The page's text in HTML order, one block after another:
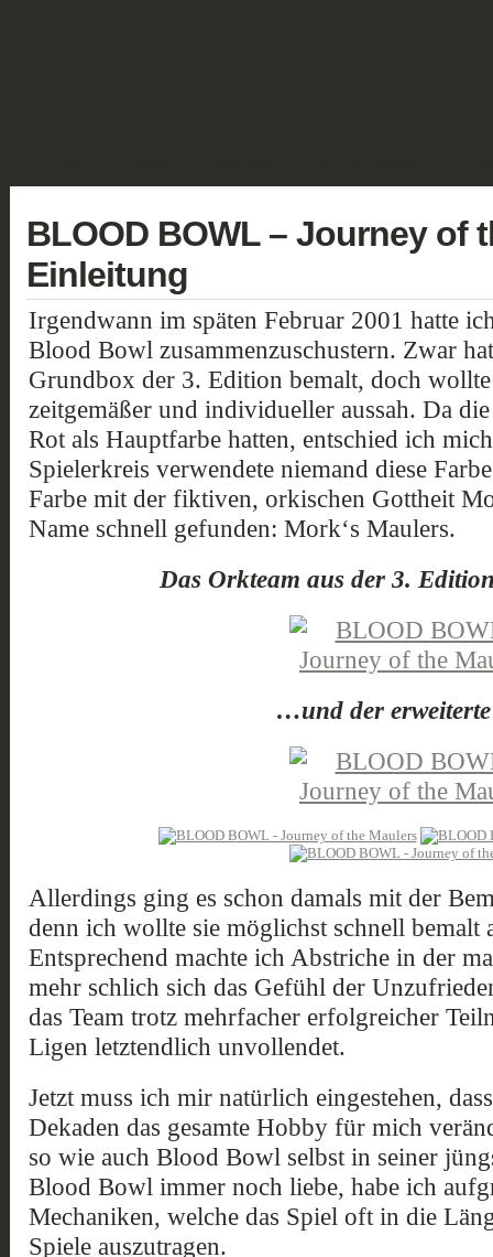
BLOOD BOWL – Journey of
Einleitung
Irgendwann im späten Februar 2001 hatte
Blood Bowl zusammenzuschustern. Zwar
Grundbox der 3. Edition bemalt, doch wollte
zeitgemäßer und individueller aussah. Da
Rot als Hauptfarbe hatten, entschied ich
Spielerkreis verwendete niemand diese
Farbe mit der fiktiven, orkischen Gottheit
Name schnell gefunden: Mork‘s Maulers.
Das Orkteam aus der 3.
…und der
Allerdings ging es schon damals mit der
denn ich wollte sie möglichst schnell bemalt
Entsprechend machte ich Abstriche in der
mehr schlich sich das Gefühl der
das Team trotz mehrfacher erfolgreicher
Ligen letztendlich unvollendet.
Jetzt muss ich mir natürlich eingestehen,
Dekaden das gesamte Hobby für mich
so wie auch Blood Bowl selbst in seiner
Blood Bowl immer noch liebe, habe ich
Mechaniken, welche das Spiel oft in die
Spiele auszutragen.